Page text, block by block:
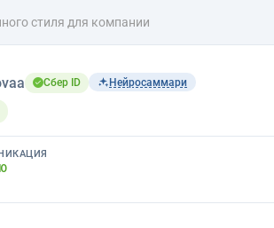
стиля для компании
Сбер ID Нейросаммари